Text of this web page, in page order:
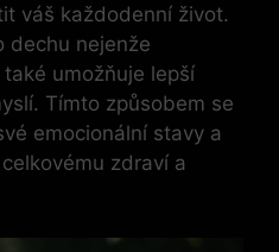
váš každodenní život.
dechu nejenže
umožňuje lepší
Tímto způsobem se
emocionální stavy a
zdraví a